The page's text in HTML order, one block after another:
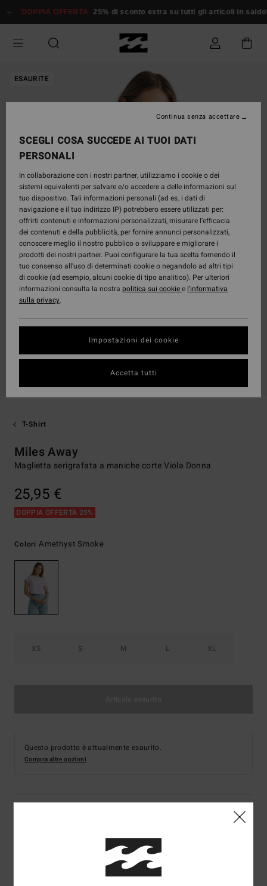
alle
prodotto
DOPPIA OFFERTA 25% di sconto extra su tutti gli articoli in saldo*
ESAURITE
T-Shirt
Miles Away
Maglietta serigrafata a maniche corte Viola Donna
25,95 €
DOPPIA OFFERTA 25%
Colori Amethyst Smoke
XS S M L XL
Questo prodotto è attualmente esaurito.
Compra altre opzioni
Maglietta serigrafata a maniche corte Viola Donna
Codice colore
SCEGLI COSA SUCCEDE AI TUOI DATI
PERSONALI
In collaborazione con i nostri partner, utilizziamo i cookie o dei
sistemi equivalenti per salvare e/o accedere a delle informazioni sul
tuo dispositivo. Tali informazioni personali (ad es. i dati di
navigazione e il tuo indirizzo IP) potrebbero essere utilizzati per:
offrirti contenuti e informazioni personalizzati, misurare l’efficacia
dei contenuti e della pubblicità, per fornire annunci personalizzati,
conoscere meglio il nostro pubblico o sviluppare e migliorare i
prodotti dei nostri partner. Puoi configurare la tua scelta fornendo il
tuo consenso all’uso di determinati cookie o negandolo ad altri tipi
di cookie (ad esempio, alcuni cookie di tipo analitico). Per ulteriori
informazioni consulta la nostra politica sui cookiee l'informativa
sulla privacy.
Impostazioni dei cookie
Continua senza accettare
Accetta tutti